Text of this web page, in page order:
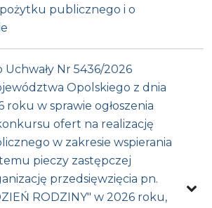
pożytku publicznego i o
Uchwały Nr 5436/2026
Opolskiego z dnia
roku w sprawie ogłoszenia
ofert na realizację
w zakresie wspierania
pieczy zastępczej
przedsięwzięcia pn.
RODZINY" w 2026 roku,